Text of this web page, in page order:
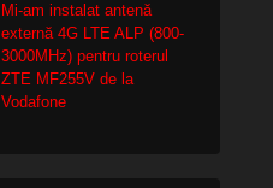
Mi-am instalat antenă
externă 4G LTE ALP (800-
3000MHz) pentru roterul
ZTE MF255V de la
Vodafone